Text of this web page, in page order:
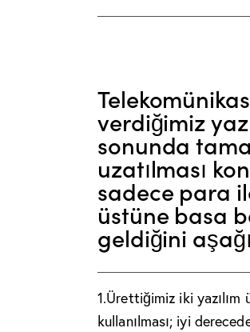
verdiğimiz
sonunda
uzatılması
sadece para
üstüne basa
geldiğini
1.Ürettiğimiz iki yazılım
kullanılması; iyi